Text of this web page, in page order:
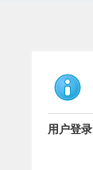
用户登录